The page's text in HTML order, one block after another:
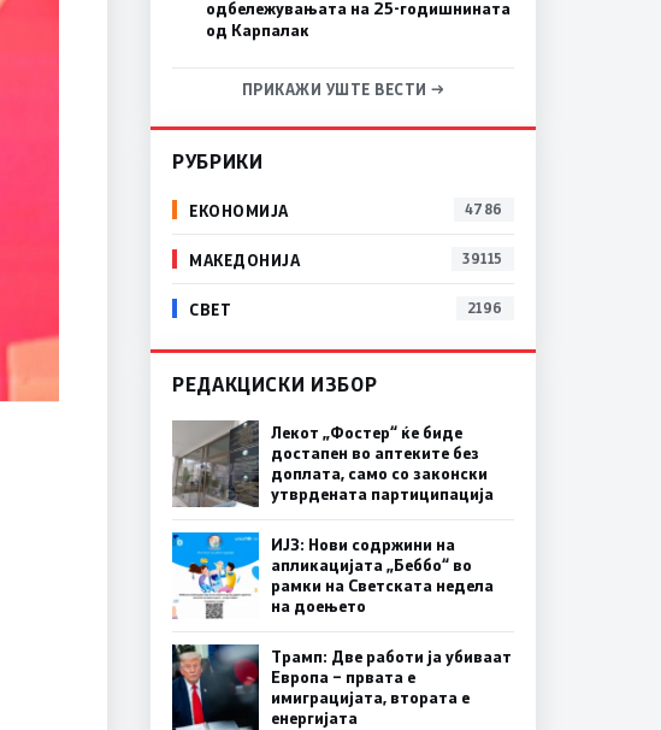
одбележувањата на 25-годишнината
од Карпалак
ПРИКАЖИ УШТЕ ВЕСТИ →
РУБРИКИ
ЕКОНОМИЈА 4786
МАКЕДОНИЈА 39115
СВЕТ 2196
РЕДАКЦИСКИ ИЗБОР
Лекот „Фостер“ ќе биде
достапен во аптеките без
доплата, само со законски
утврдената партиципација
ИЈЗ: Нови содржини на
апликацијата „Беббо“ во
рамки на Светската недела
на доењето
Трамп: Две работи ја убиваат
Европа – првата е
имиграцијата, втората е
енергијата